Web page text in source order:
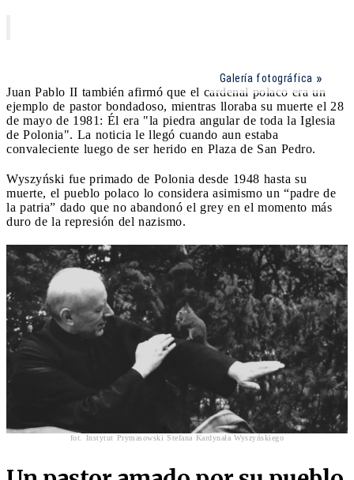
Galería fotográfica
Juan Pablo II también afirmó que el cardenal polaco era un
ejemplo de pastor bondadoso, mientras lloraba su muerte el 28
de mayo de 1981: Él era "la piedra angular de toda la Iglesia
de Polonia". La noticia le llegó cuando aun estaba
convaleciente luego de ser herido en Plaza de San Pedro.
Wyszyński fue primado de Polonia desde 1948 hasta su
muerte, el pueblo polaco lo considera asimismo un “padre de
la patria” dado que no abandonó el grey en el momento más
duro de la represión del nazismo.
fot. Instytut Prymasowski Stefana Kardynała Wyszyńskiego